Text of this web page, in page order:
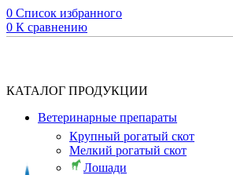
0 Список избранного
0 К сравнению
КАТАЛОГ ПРОДУКЦИИ
Ветеринарные препараты
Крупный рогатый скот
Мелкий рогатый скот
Лошади